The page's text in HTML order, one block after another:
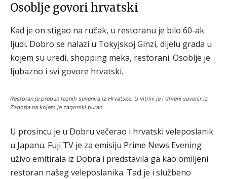
Osoblje govori hrvatski
Kad je on stigao na ručak, u restoranu je bilo 60-ak
ljudi. Dobro se nalazi u Tokyjskoj Ginzi, dijelu grada u
kojem su uredi, shopping meka, restorani. Osoblje je
ljubazno i svi govore hrvatski.
Restoran je prepun raznih suvenira iz Hrvatske. U vitrini je i drveni suvenir iz
Zagorja na kojem je zagorski puran
U prosincu je u Dobru večerao i hrvatski veleposlanik
u Japanu. Fuji TV je za emisiju Prime News Evening
uživo emitirala iz Dobra i predstavila ga kao omiljeni
restoran našeg veleposlanika. Tad je i službeno